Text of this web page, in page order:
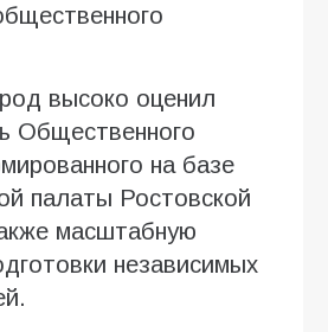
высоко оценил
Общественного
на базе
палаты Ростовской
масштабную
независимых